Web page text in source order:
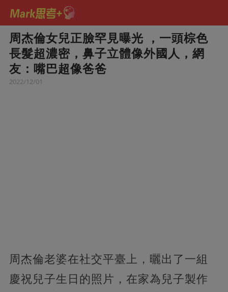
周杰倫女兒正臉罕見曝光 ，一頭棕色
長髮超濃密，鼻子立體像外國人，網
友：嘴巴超像爸爸
2022/12/01
周杰倫老婆在社交平臺上，曬出了一組
慶祝兒子生日的照片，在家為兒子製作